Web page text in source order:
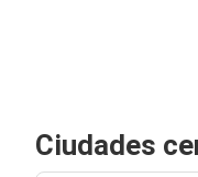
Ciudades